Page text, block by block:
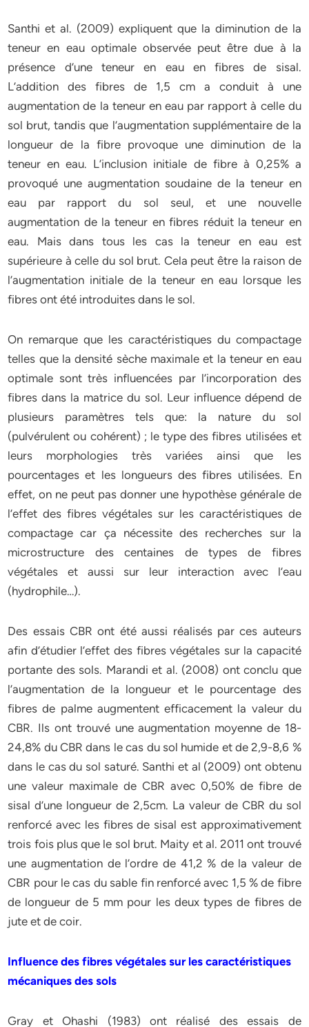
Santhi et al. (2009) expliquent que la diminution de la
teneur en eau optimale observée peut être due à la
présence d’une teneur en eau en fibres de sisal.
L’addition des fibres de 1,5 cm a conduit à une
augmentation de la teneur en eau par rapport à celle du
sol brut, tandis que l’augmentation supplémentaire de la
longueur de la fibre provoque une diminution de la
teneur en eau. L’inclusion initiale de fibre à 0,25% a
provoqué une augmentation soudaine de la teneur en
eau par rapport du sol seul, et une nouvelle
augmentation de la teneur en fibres réduit la teneur en
eau. Mais dans tous les cas la teneur en eau est
supérieure à celle du sol brut. Cela peut être la raison de
l’augmentation initiale de la teneur en eau lorsque les
fibres ont été introduites dans le sol.
On remarque que les caractéristiques du compactage
telles que la densité sèche maximale et la teneur en eau
optimale sont très influencées par l’incorporation des
fibres dans la matrice du sol. Leur influence dépend de
plusieurs paramètres tels que: la nature du sol
(pulvérulent ou cohérent) ; le type des fibres utilisées et
leurs morphologies très variées ainsi que les
pourcentages et les longueurs des fibres utilisées. En
effet, on ne peut pas donner une hypothèse générale de
l’effet des fibres végétales sur les caractéristiques de
compactage car ça nécessite des recherches sur la
microstructure des centaines de types de fibres
végétales et aussi sur leur interaction avec l’eau
(hydrophile…).
Des essais CBR ont été aussi réalisés par ces auteurs
afin d’étudier l’effet des fibres végétales sur la capacité
portante des sols. Marandi et al. (2008) ont conclu que
l’augmentation de la longueur et le pourcentage des
fibres de palme augmentent efficacement la valeur du
CBR. Ils ont trouvé une augmentation moyenne de 18-
24,8% du CBR dans le cas du sol humide et de 2,9-8,6 %
dans le cas du sol saturé. Santhi et al (2009) ont obtenu
une valeur maximale de CBR avec 0,50% de fibre de
sisal d’une longueur de 2,5cm. La valeur de CBR du sol
renforcé avec les fibres de sisal est approximativement
trois fois plus que le sol brut. Maity et al. 2011 ont trouvé
une augmentation de l’ordre de 41,2 % de la valeur de
CBR pour le cas du sable fin renforcé avec 1,5 % de fibre
de longueur de 5 mm pour les deux types de fibres de
jute et de coir.
Influence des fibres végétales sur les caractéristiques
mécaniques des sols
Gray et Ohashi (1983) ont réalisé des essais de